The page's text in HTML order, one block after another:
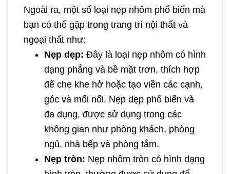
Ngoài ra, một số loại nẹp nhôm phổ biến mà
bạn có thể gặp trong trang trí nội thất và
ngoại thất như:
Nẹp dẹp: Đây là loại nẹp nhôm có hình
dạng phẳng và bề mặt trơn, thích hợp
để che khe hở hoặc tạo viền các cạnh,
góc và mối nối. Nẹp dẹp phổ biến và
đa dụng, được sử dụng trong các
không gian như phòng khách, phòng
ngủ, nhà bếp và phòng tắm.
Nẹp tròn: Nẹp nhôm tròn có hình dạng